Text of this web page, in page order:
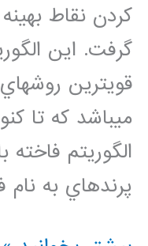
گرفت. اين
قويترين
ميباشد كه تا
الگوريتم فاخته
پرندهاي به نام